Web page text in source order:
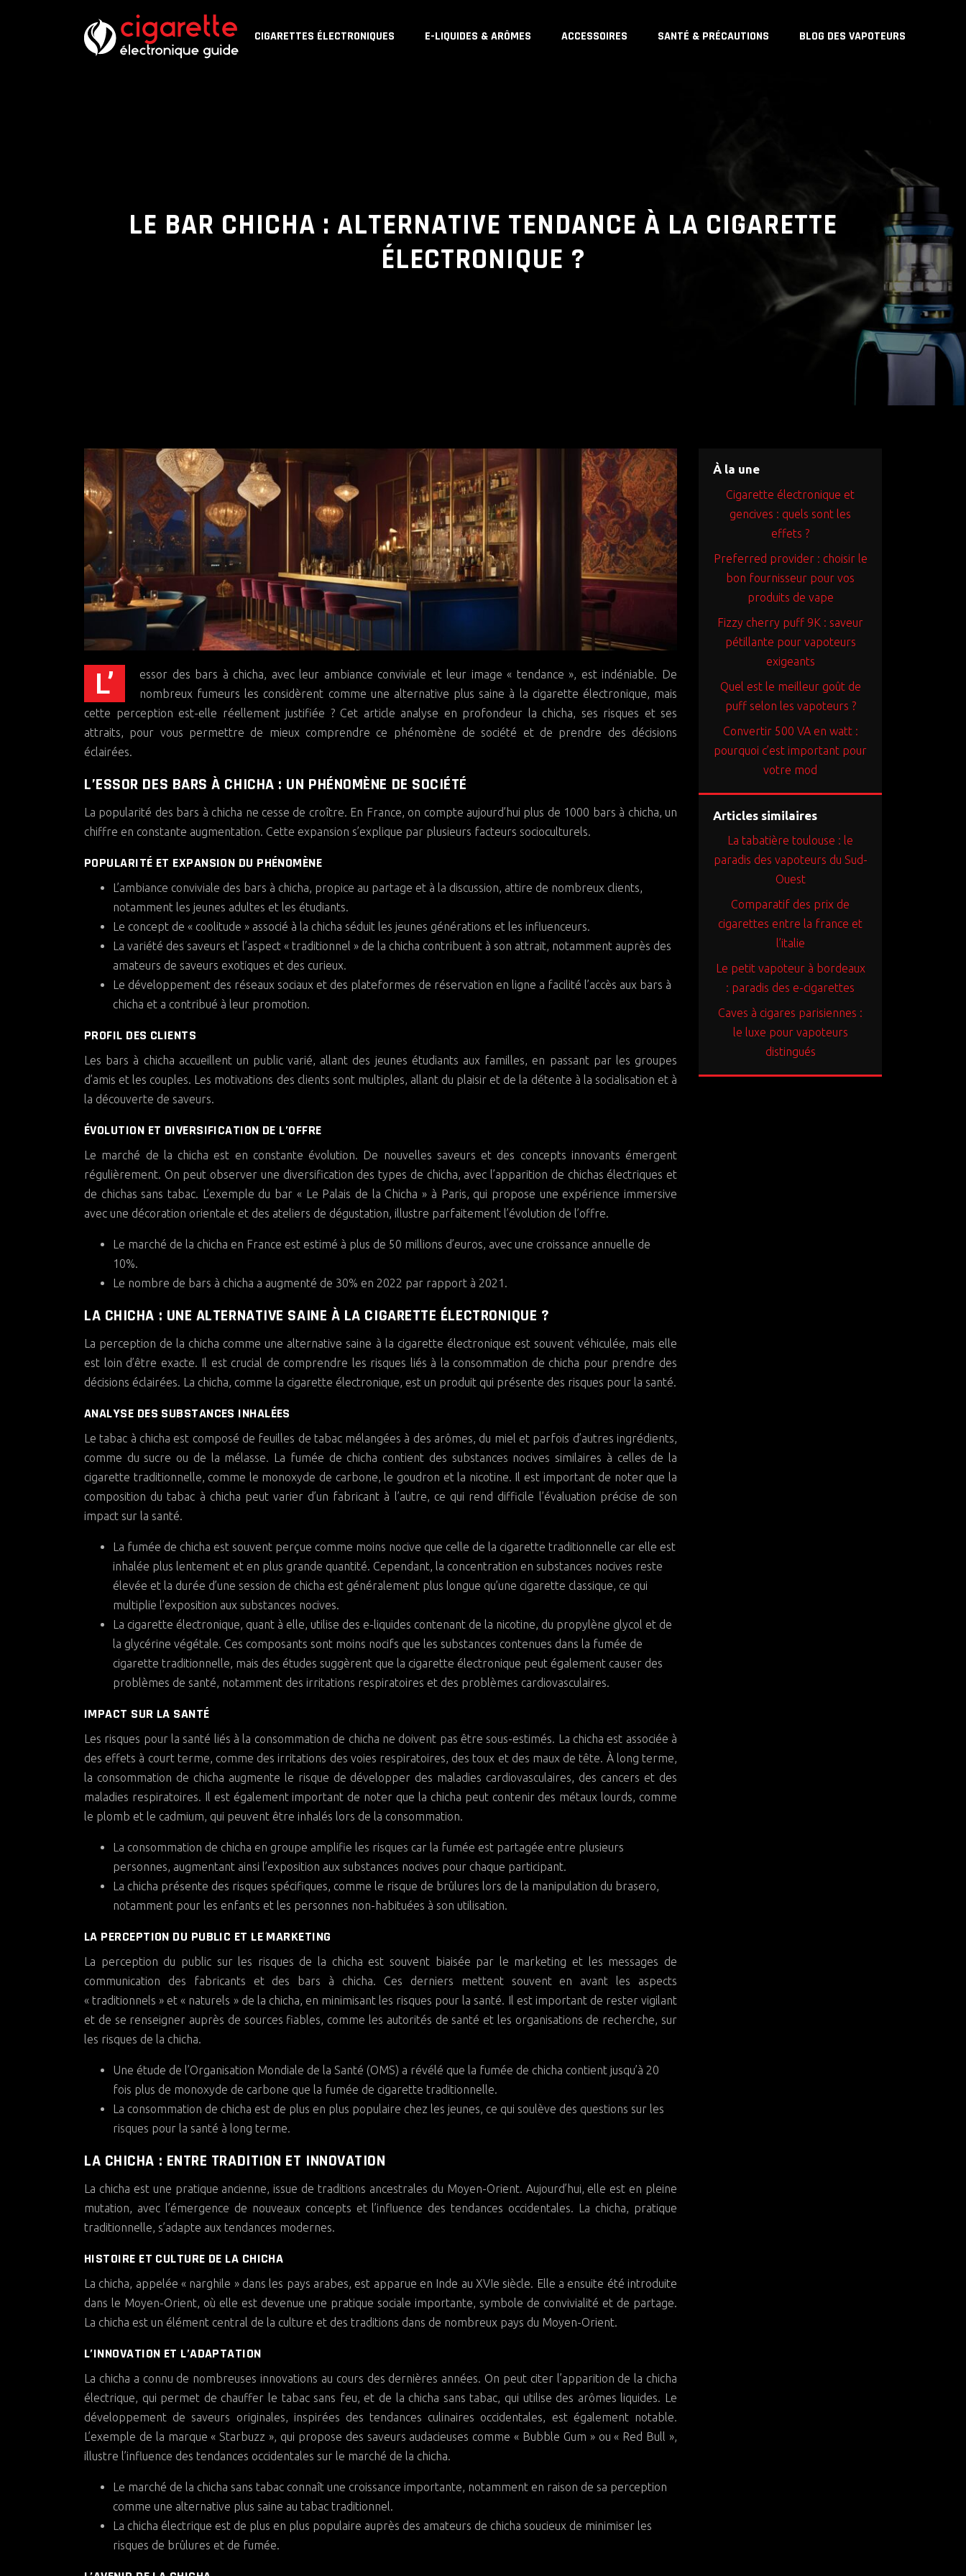
CIGARETTES ÉLECTRONIQUES E-LIQUIDES & ARÔMES ACCESSOIRES SANTÉ & PRÉCAUTIONS BLOG DES VAPOTEURS
LE BAR CHICHA : ALTERNATIVE TENDANCE À LA CIGARETTE
ÉLECTRONIQUE ?
L’essor des bars à chicha, avec leur ambiance conviviale et leur image « tendance », est indéniable. De
nombreux fumeurs les considèrent comme une alternative plus saine à la cigarette électronique, mais
cette perception est-elle réellement justifiée ? Cet article analyse en profondeur la chicha, ses risques et ses
attraits, pour vous permettre de mieux comprendre ce phénomène de société et de prendre des décisions
éclairées.
L’ESSOR DES BARS À CHICHA : UN PHÉNOMÈNE DE SOCIÉTÉ
La popularité des bars à chicha ne cesse de croître. En France, on compte aujourd’hui plus de 1000 bars à chicha, un
chiffre en constante augmentation. Cette expansion s’explique par plusieurs facteurs socioculturels.
POPULARITÉ ET EXPANSION DU PHÉNOMÈNE
L’ambiance conviviale des bars à chicha, propice au partage et à la discussion, attire de nombreux clients,
notamment les jeunes adultes et les étudiants.
Le concept de « coolitude » associé à la chicha séduit les jeunes générations et les influenceurs.
La variété des saveurs et l’aspect « traditionnel » de la chicha contribuent à son attrait, notamment auprès des
amateurs de saveurs exotiques et des curieux.
Le développement des réseaux sociaux et des plateformes de réservation en ligne a facilité l’accès aux bars à
chicha et a contribué à leur promotion.
PROFIL DES CLIENTS
Les bars à chicha accueillent un public varié, allant des jeunes étudiants aux familles, en passant par les groupes
d’amis et les couples. Les motivations des clients sont multiples, allant du plaisir et de la détente à la socialisation et à
la découverte de saveurs.
ÉVOLUTION ET DIVERSIFICATION DE L’OFFRE
Le marché de la chicha est en constante évolution. De nouvelles saveurs et des concepts innovants émergent
régulièrement. On peut observer une diversification des types de chicha, avec l’apparition de chichas électriques et
de chichas sans tabac. L’exemple du bar « Le Palais de la Chicha » à Paris, qui propose une expérience immersive
avec une décoration orientale et des ateliers de dégustation, illustre parfaitement l’évolution de l’offre.
Le marché de la chicha en France est estimé à plus de 50 millions d’euros, avec une croissance annuelle de
10%.
Le nombre de bars à chicha a augmenté de 30% en 2022 par rapport à 2021.
LA CHICHA : UNE ALTERNATIVE SAINE À LA CIGARETTE ÉLECTRONIQUE ?
La perception de la chicha comme une alternative saine à la cigarette électronique est souvent véhiculée, mais elle
est loin d’être exacte. Il est crucial de comprendre les risques liés à la consommation de chicha pour prendre des
décisions éclairées. La chicha, comme la cigarette électronique, est un produit qui présente des risques pour la santé.
ANALYSE DES SUBSTANCES INHALÉES
Le tabac à chicha est composé de feuilles de tabac mélangées à des arômes, du miel et parfois d’autres ingrédients,
comme du sucre ou de la mélasse. La fumée de chicha contient des substances nocives similaires à celles de la
cigarette traditionnelle, comme le monoxyde de carbone, le goudron et la nicotine. Il est important de noter que la
composition du tabac à chicha peut varier d’un fabricant à l’autre, ce qui rend difficile l’évaluation précise de son
impact sur la santé.
La fumée de chicha est souvent perçue comme moins nocive que celle de la cigarette traditionnelle car elle est
inhalée plus lentement et en plus grande quantité. Cependant, la concentration en substances nocives reste
élevée et la durée d’une session de chicha est généralement plus longue qu’une cigarette classique, ce qui
multiplie l’exposition aux substances nocives.
La cigarette électronique, quant à elle, utilise des e-liquides contenant de la nicotine, du propylène glycol et de
la glycérine végétale. Ces composants sont moins nocifs que les substances contenues dans la fumée de
cigarette traditionnelle, mais des études suggèrent que la cigarette électronique peut également causer des
problèmes de santé, notamment des irritations respiratoires et des problèmes cardiovasculaires.
IMPACT SUR LA SANTÉ
Les risques pour la santé liés à la consommation de chicha ne doivent pas être sous-estimés. La chicha est associée à
des effets à court terme, comme des irritations des voies respiratoires, des toux et des maux de tête. À long terme,
la consommation de chicha augmente le risque de développer des maladies cardiovasculaires, des cancers et des
maladies respiratoires. Il est également important de noter que la chicha peut contenir des métaux lourds, comme
le plomb et le cadmium, qui peuvent être inhalés lors de la consommation.
La consommation de chicha en groupe amplifie les risques car la fumée est partagée entre plusieurs
personnes, augmentant ainsi l’exposition aux substances nocives pour chaque participant.
La chicha présente des risques spécifiques, comme le risque de brûlures lors de la manipulation du brasero,
notamment pour les enfants et les personnes non-habituées à son utilisation.
LA PERCEPTION DU PUBLIC ET LE MARKETING
La perception du public sur les risques de la chicha est souvent biaisée par le marketing et les messages de
communication des fabricants et des bars à chicha. Ces derniers mettent souvent en avant les aspects
« traditionnels » et « naturels » de la chicha, en minimisant les risques pour la santé. Il est important de rester vigilant
et de se renseigner auprès de sources fiables, comme les autorités de santé et les organisations de recherche, sur
les risques de la chicha.
Une étude de l’Organisation Mondiale de la Santé (OMS) a révélé que la fumée de chicha contient jusqu’à 20
fois plus de monoxyde de carbone que la fumée de cigarette traditionnelle.
La consommation de chicha est de plus en plus populaire chez les jeunes, ce qui soulève des questions sur les
risques pour la santé à long terme.
LA CHICHA : ENTRE TRADITION ET INNOVATION
La chicha est une pratique ancienne, issue de traditions ancestrales du Moyen-Orient. Aujourd’hui, elle est en pleine
mutation, avec l’émergence de nouveaux concepts et l’influence des tendances occidentales. La chicha, pratique
traditionnelle, s’adapte aux tendances modernes.
HISTOIRE ET CULTURE DE LA CHICHA
La chicha, appelée « narghile » dans les pays arabes, est apparue en Inde au XVIe siècle. Elle a ensuite été introduite
dans le Moyen-Orient, où elle est devenue une pratique sociale importante, symbole de convivialité et de partage.
La chicha est un élément central de la culture et des traditions dans de nombreux pays du Moyen-Orient.
L’INNOVATION ET L’ADAPTATION
La chicha a connu de nombreuses innovations au cours des dernières années. On peut citer l’apparition de la chicha
électrique, qui permet de chauffer le tabac sans feu, et de la chicha sans tabac, qui utilise des arômes liquides. Le
développement de saveurs originales, inspirées des tendances culinaires occidentales, est également notable.
L’exemple de la marque « Starbuzz », qui propose des saveurs audacieuses comme « Bubble Gum » ou « Red Bull »,
illustre l’influence des tendances occidentales sur le marché de la chicha.
Le marché de la chicha sans tabac connaît une croissance importante, notamment en raison de sa perception
comme une alternative plus saine au tabac traditionnel.
La chicha électrique est de plus en plus populaire auprès des amateurs de chicha soucieux de minimiser les
risques de brûlures et de fumée.
À la une
Cigarette électronique et
gencives : quels sont les
effets ?
Preferred provider : choisir le
bon fournisseur pour vos
produits de vape
Fizzy cherry puff 9K : saveur
pétillante pour vapoteurs
exigeants
Quel est le meilleur goût de
puff selon les vapoteurs ?
Convertir 500 VA en watt :
pourquoi c’est important pour
votre mod
Articles similaires
La tabatière toulouse : le
paradis des vapoteurs du Sud-
Ouest
Comparatif des prix de
cigarettes entre la france et
l’italie
Le petit vapoteur à bordeaux
: paradis des e-cigarettes
Caves à cigares parisiennes :
le luxe pour vapoteurs
distingués